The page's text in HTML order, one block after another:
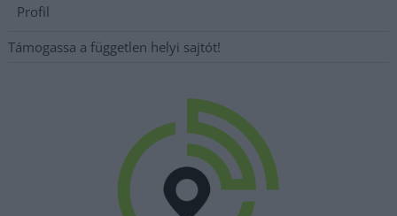
Profil
Támogassa a független helyi sajtót!